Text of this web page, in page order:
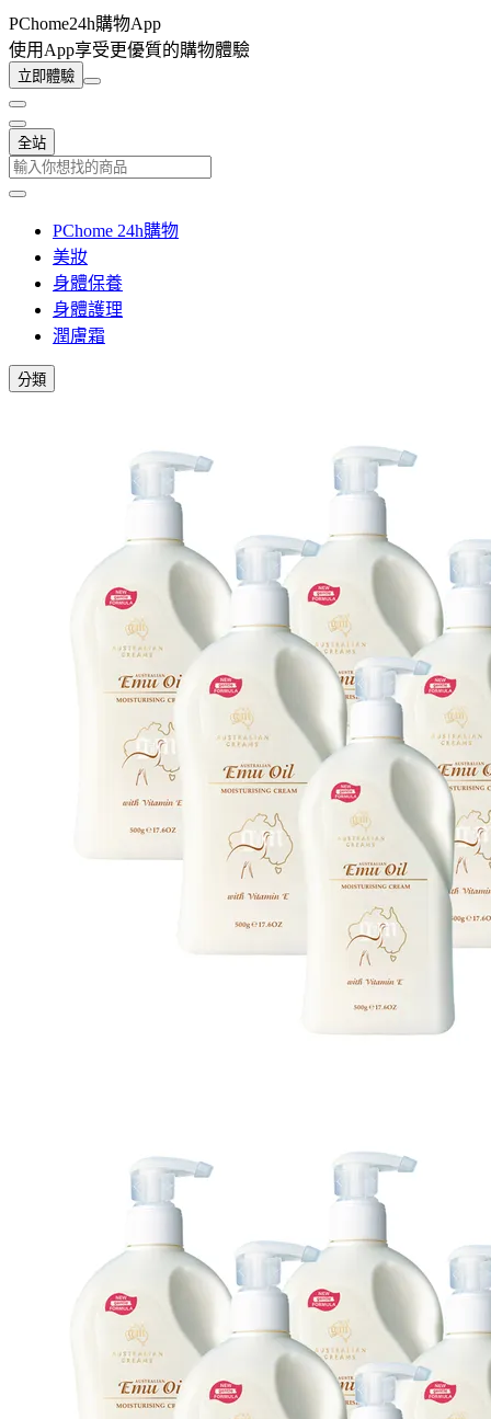
PChome24h購物App
使用App享受更優質的購物體驗
立即體驗
全站
PChome 24h購物
美妝
身體保養
身體護理
潤膚霜
分類